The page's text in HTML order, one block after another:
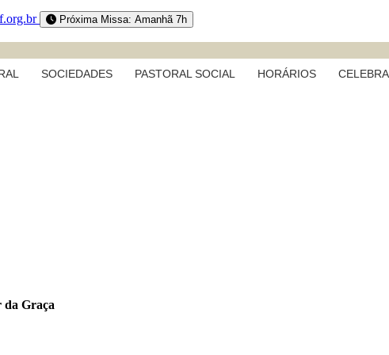
Próxima Missa: Amanhã 7h
SOCIEDADES PASTORAL SOCIAL HORÁRIOS
da Graça